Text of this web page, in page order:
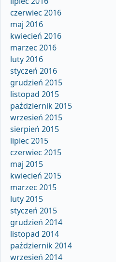
czerwiec 2016
maj 2016
kwiecień 2016
marzec 2016
luty 2016
styczeń 2016
grudzień 2015
listopad 2015
październik 2015
wrzesień 2015
sierpień 2015
lipiec 2015
czerwiec 2015
maj 2015
kwiecień 2015
marzec 2015
luty 2015
styczeń 2015
grudzień 2014
listopad 2014
październik 2014
wrzesień 2014